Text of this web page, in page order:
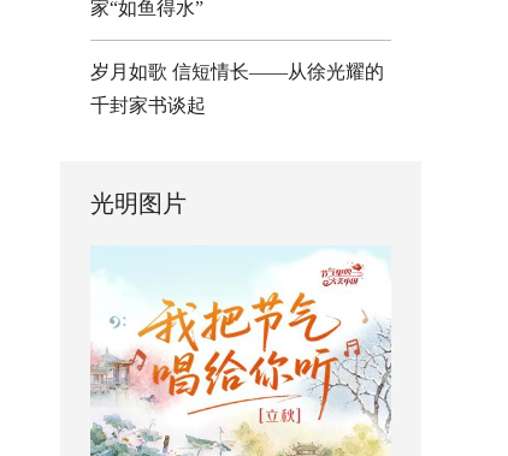
家“如鱼得水”
岁月如歌 信短情长——从徐光耀的
千封家书谈起
光明图片